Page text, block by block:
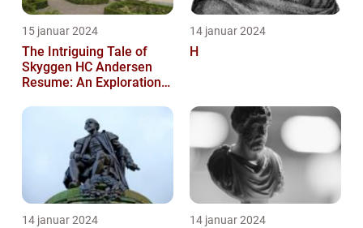
15 januar 2024
The Intriguing Tale of
Skyggen HC Andersen
Resume: An Exploration
14 januar 2024
H
14 januar 2024 14 januar 2024